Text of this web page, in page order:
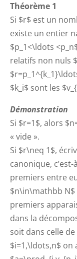
Théorème 1
Si $r$ est un
existe un entier
$p_1<\ldots
relatifs non nuls
$k_i$ sont les
Démonstration
Si $r=1$, alors
« vide ».
Si $r\neq 1$,
canonique,
premiers entre
$n\in\mathbb N$
premiers
dans la
soit dans celle
$i=1,\ldots,n$ on